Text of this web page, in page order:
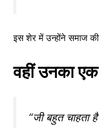
इस शेर में उन्होंने समाज की
वहीं उनका
“जी बहुत चाहता